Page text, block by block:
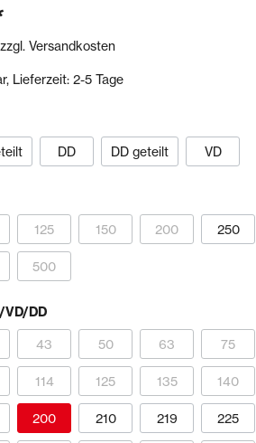
Kartuschenpressen
Reinigungsmittel
Veranstaltungen & Karten
Versandkosten
Lieferzeit: 2-5 Tage
DD DD geteilt VD
125 150 200 250
500
VD/DD
43 50 63 75
114 125 135 140
200 210 219 225